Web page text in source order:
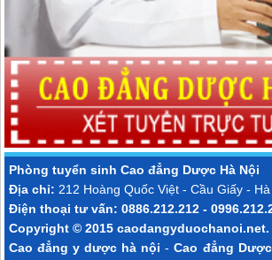
Phòng tuyển sinh Cao đẳng Dược Hà Nội
Địa chỉ: 212 Hoàng Quốc Việt - Cầu Giấy -
Điện thoại tư vấn: 0886.212.212 -
Copyright © 2015 caodangyduochanoi.net.
Cao đẳng y dược hà nội -Cao đẳng